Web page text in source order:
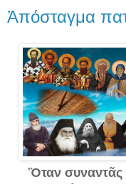
Ἀπόσταγμα
Ὅταν συναντᾶς